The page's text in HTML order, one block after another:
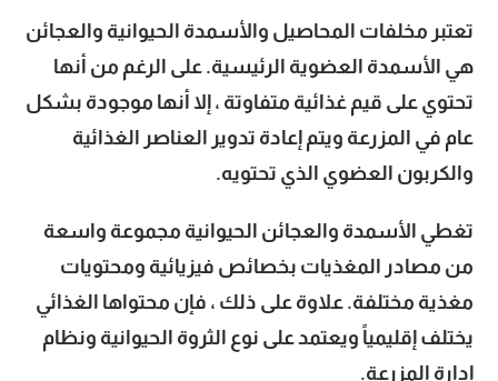
تعتبر مخلفات المحاصيل والأسمدة الحيوانية والعجائن
هي الأسمدة العضوية الرئيسية. على الرغم من أنها
تحتوي على قيم غذائية متفاوتة ، إلا أنها موجودة بشكل
عام في المزرعة ويتم إعادة تدوير العناصر الغذائية
والكربون العضوي الذي تحتويه.
تغطي الأسمدة والعجائن الحيوانية مجموعة واسعة
من مصادر المغذيات بخصائص فيزيائية ومحتويات
مغذية مختلفة. علاوة على ذلك ، فإن محتواها الغذائي
يختلف إقليمياً ويعتمد على نوع الثروة الحيوانية ونظام
إدارة المزرعة.